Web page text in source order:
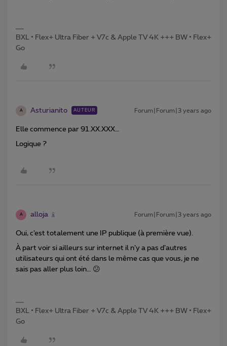
BXL • Flex+ Ultra Fiber + V7c & Apple TV 4K +++ BW • Flex+
Go
A Asturianito AUTEUR Forum|Forum|3 years ago
Elle commence par 91.XX.XXX…
Logique ?
A alloja Forum|Forum|3 years ago
Oui, c’est totalement une IP publique (à première vue).
À part voir si ailleurs sur internet il n’y a pas d’autres
utilisateurs qui ont été dans le même cas que vous, je ne
sais pas aller plus loin… 😕
BXL • Flex+ Ultra Fiber + V7c & Apple TV 4K +++ BW • Flex+
Go